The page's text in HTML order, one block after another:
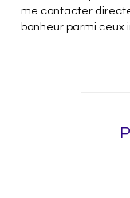
me contacter
bonheur parmi ceux